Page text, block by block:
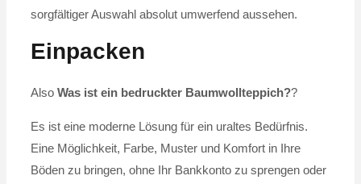
sorgfältiger Auswahl absolut umwerfend aussehen.
Einpacken
Also Was ist ein bedruckter Baumwollteppich??
Es ist eine moderne Lösung für ein uraltes Bedürfnis.
Eine Möglichkeit, Farbe, Muster und Komfort in Ihre
Böden zu bringen, ohne Ihr Bankkonto zu sprengen oder